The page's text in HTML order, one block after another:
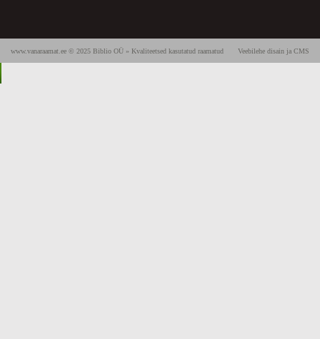
Veebilehe disain ja CMS
www.vanaraamat.ee © 2025 Biblio OÜ » Kvaliteetsed kasutatud raamatud